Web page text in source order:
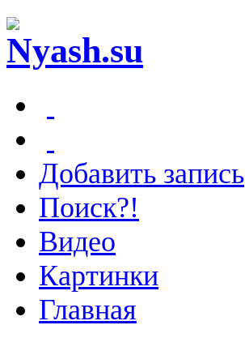
Добавить запись
Поиск?!
Видео
Картинки
Главная